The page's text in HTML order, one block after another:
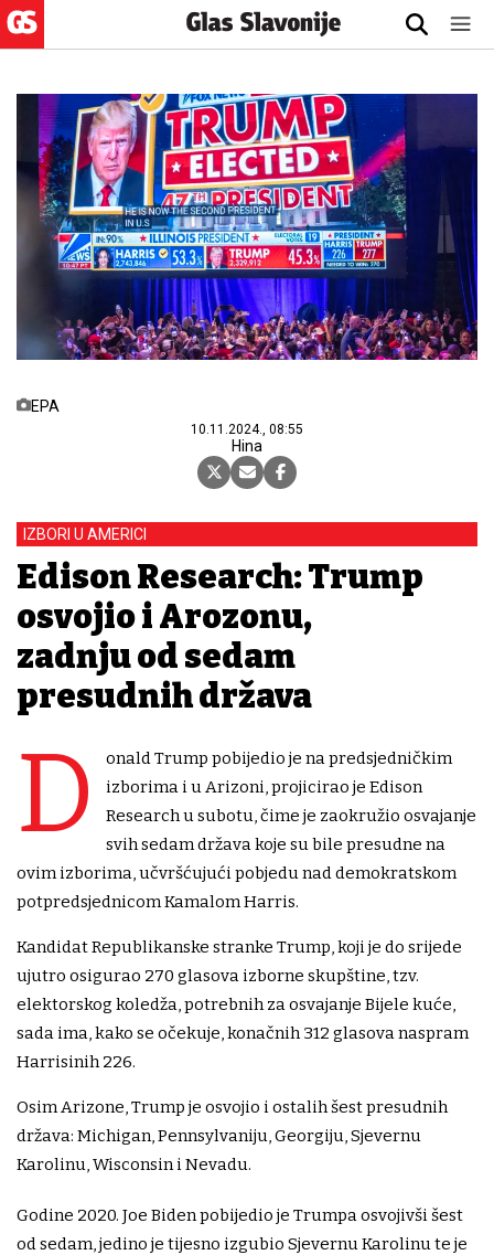
EPA
10.11.2024., 08:55
Hina
IZBORI U AMERICI
Edison Research: Trump
osvojio i Arozonu,
zadnju od sedam
presudnih država
D
onald Trump pobijedio je na predsjedničkim
izborima i u Arizoni, projicirao je Edison
Research u subotu, čime je zaokružio osvajanje
svih sedam država koje su bile presudne na
ovim izborima, učvršćujući pobjedu nad demokratskom
potpredsjednicom Kamalom Harris.
Kandidat Republikanske stranke Trump, koji je do srijede
ujutro osigurao 270 glasova izborne skupštine, tzv.
elektorskog koledža, potrebnih za osvajanje Bijele kuće,
sada ima, kako se očekuje, konačnih 312 glasova naspram
Harrisinih 226.
Osim Arizone, Trump je osvojio i ostalih šest presudnih
država: Michigan, Pennsylvaniju, Georgiju, Sjevernu
Karolinu, Wisconsin i Nevadu.
Godine 2020. Joe Biden pobijedio je Trumpa osvojivši šest
od sedam, jedino je tijesno izgubio Sjevernu Karolinu te je